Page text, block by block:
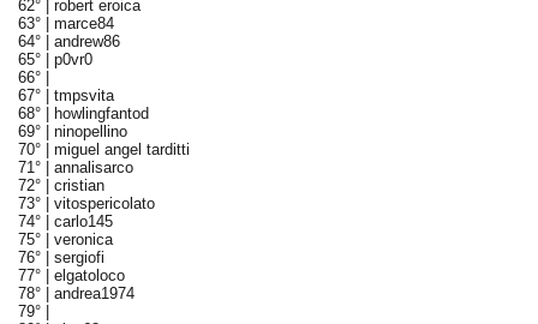
62° | robert eroica
63° | marce84
64° | andrew86
65° | p0vr0
66° |
67° | tmpsvita
68° |
howlingfantod
69° | ninopellino
70° | miguel angel tarditti
71° | annalisarco
72° | cristian
73° | vitospericolato
74° | carlo145
75° | veronica
76° | sergiofi
77° | elgatoloco
78° | andrea1974
79° |